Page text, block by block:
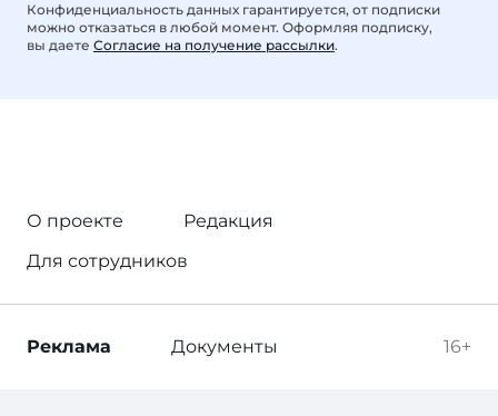
Конфиденциальность данных гарантируется, от подписки
можно отказаться в любой момент. Оформляя подписку,
вы даете Согласие на получение рассылки.
О проекте
Редакция
Для сотрудников
16+
Реклама Документы